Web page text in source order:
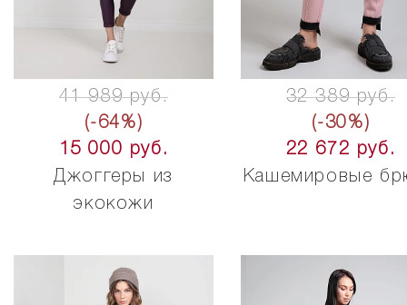
41 989 руб.
(-64%)
15 000 руб.
Джоггеры из
экокожи
32 389 руб.
(-30%)
22 672 руб.
Кашемировые